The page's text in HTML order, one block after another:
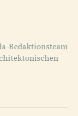
Redaktionsteam